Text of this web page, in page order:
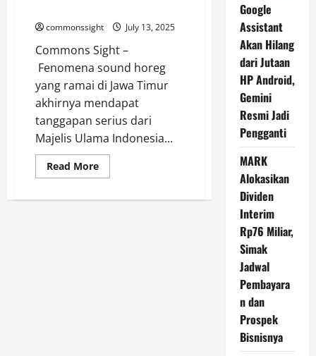
commonssight July 13, 2025
Commons Sight –
Fenomena sound horeg
yang ramai di Jawa Timur
akhirnya mendapat
tanggapan serius dari
Majelis Ulama Indonesia...
Read MoreRead
more
Haram
Google
Assistant
Akan Hilang
dari Jutaan
HP Android,
Gemini
Resmi Jadi
Pengganti
MARK
Alokasikan
Dividen
Interim
Rp76 Miliar,
Simak
Jadwal
Pembayara
n dan
Prospek
Bisnisnya